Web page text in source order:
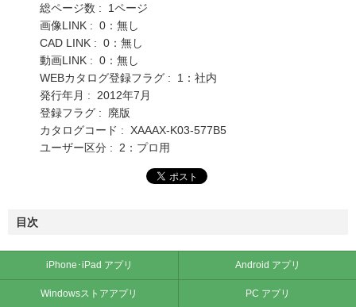
総ページ数 : 1ページ
画像LINK : 0：無し
CAD LINK : 0：無し
動画LINK : 0：無し
WEBカタログ登録フラグ : 1：社内
発行年月 : 2012年7月
登録フラグ : 廃版
カタログコード : XAAAX-K03-577B5
ユーザー区分 : 2：プロ用
目次
iPhone･iPad アプリ Android アプリ
Windowsストアアプリ PC アプリ